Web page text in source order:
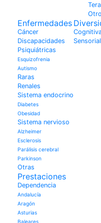
Enfermedades
Cáncer
Discapacidades
Psiquiátricas
Esquizofrenia
Autismo
Raras
Renales
Sistema endocrino
Diabetes
Obesidad
Sistema nervioso
Alzheimer
Esclerosis
Parálisis cerebral
Parkinson
Otras
Sensorial
Prestaciones
Dependencia
Andalucía
Aragón
Asturias
Baleares